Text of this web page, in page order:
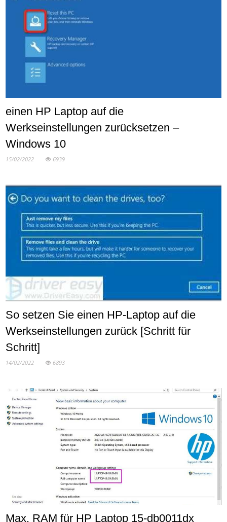
einen HP Laptop auf die
Werkseinstellungen zurücksetzen –
Windows 10
15/02/2022 6939
So setzen Sie einen HP-Laptop auf die
Werkseinstellungen zurück [Schritt für
Schritt]
14/02/2022 6893
Max. RAM für HP Laptop 15-db0011dx